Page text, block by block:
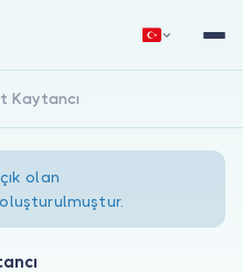
Giriş Yap
Kaytancı
olan